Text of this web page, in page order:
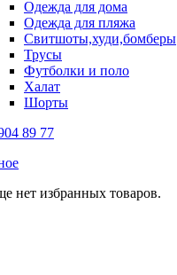
Одежда для дома
Одежда для пляжа
Свитшоты,худи,бомберы
Трусы
Футболки и поло
Халат
Шорты
89 77
нет избранных товаров.